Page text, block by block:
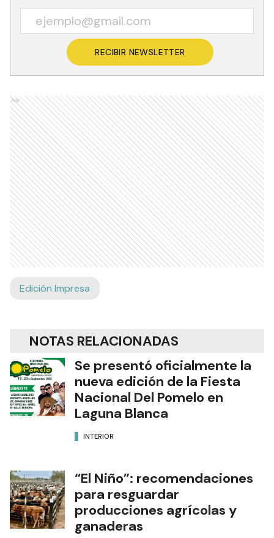
RECIBIR NEWSLETTER
Ads
Edición Impresa
NOTAS RELACIONADAS
Se presentó oficialmente la
nueva edición de la Fiesta
Nacional Del Pomelo en
Laguna Blanca
INTERIOR
“El Niño”: recomendaciones
para resguardar
producciones agrícolas y
ganaderas